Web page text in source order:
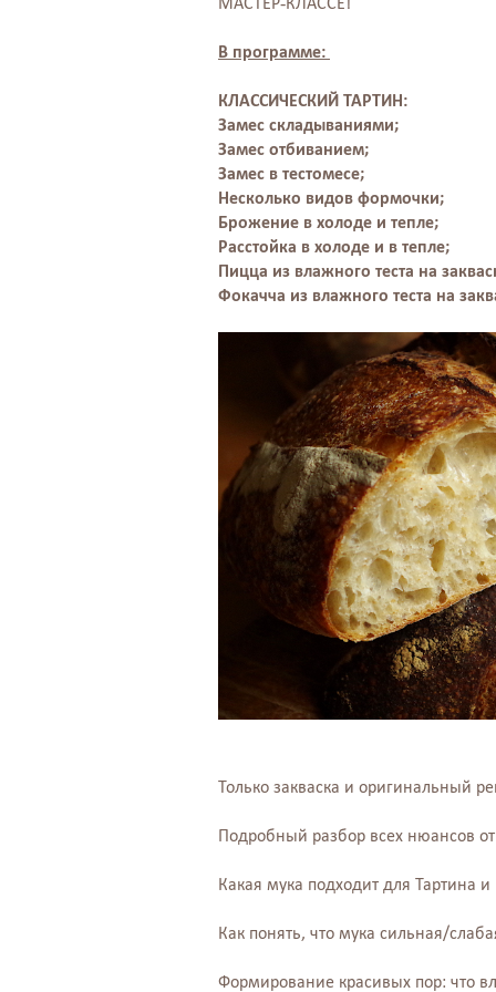
В программе:
КЛАССИЧЕСКИЙ ТАРТИН:
Замес складываниями;
Замес отбиванием;
Замес в тестомесе;
Несколько видов формочки;
Брожение в холоде и тепле;
Расстойка в холоде и в тепле;
Пицца из влажного теста на
Фокачча из влажного теста на
Только закваска и оригинальный
Подробный разбор всех нюансов
Какая мука подходит для Тартина
Как понять, что мука сильная/
Формирование красивых пор: что